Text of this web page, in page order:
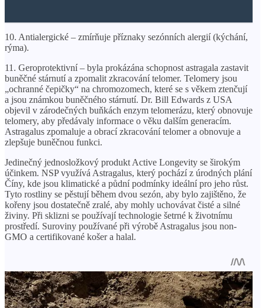
10. Antialergické – zmírňuje příznaky sezónních alergií (kýchání,
rýma).
11. Geroprotektivní – byla prokázána schopnost astragala zastavit
buněčné stárnutí a zpomalit zkracování telomer. Telomery jsou
„ochranné čepičky“ na chromozomech, které se s věkem ztenčují
a jsou známkou buněčného stárnutí. Dr. Bill Edwards z USA
objevil v zárodečných buňkách enzym telomerázu, který obnovuje
telomery, aby předávaly informace o věku dalším generacím.
Astragalus zpomaluje a obrací zkracování telomer a obnovuje a
zlepšuje buněčnou funkci.
Jedinečný jednosložkový produkt Active Longevity se širokým
účinkem. NSP využívá Astragalus, který pochází z úrodných plání
Číny, kde jsou klimatické a půdní podmínky ideální pro jeho růst.
Tyto rostliny se pěstují během dvou sezón, aby bylo zajištěno, že
kořeny jsou dostatečně zralé, aby mohly uchovávat čisté a silné
živiny. Při sklizni se používají technologie šetrné k životnímu
prostředí. Suroviny používané při výrobě Astragalus jsou non-
GMO a certifikované košer a halal.